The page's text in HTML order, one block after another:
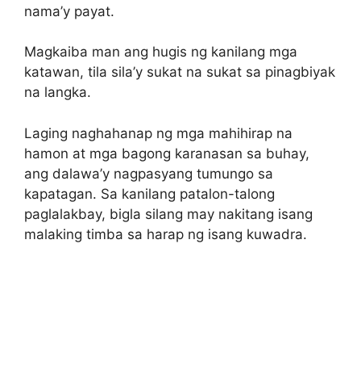
nama’y payat.
Magkaiba man ang hugis ng kanilang mga
katawan, tila sila’y sukat na sukat sa pinagbiyak
na langka.
Laging naghahanap ng mga mahihirap na
hamon at mga bagong karanasan sa buhay,
ang dalawa’y nagpasyang tumungo sa
kapatagan. Sa kanilang patalon-talong
paglalakbay, bigla silang may nakitang isang
malaking timba sa harap ng isang kuwadra.